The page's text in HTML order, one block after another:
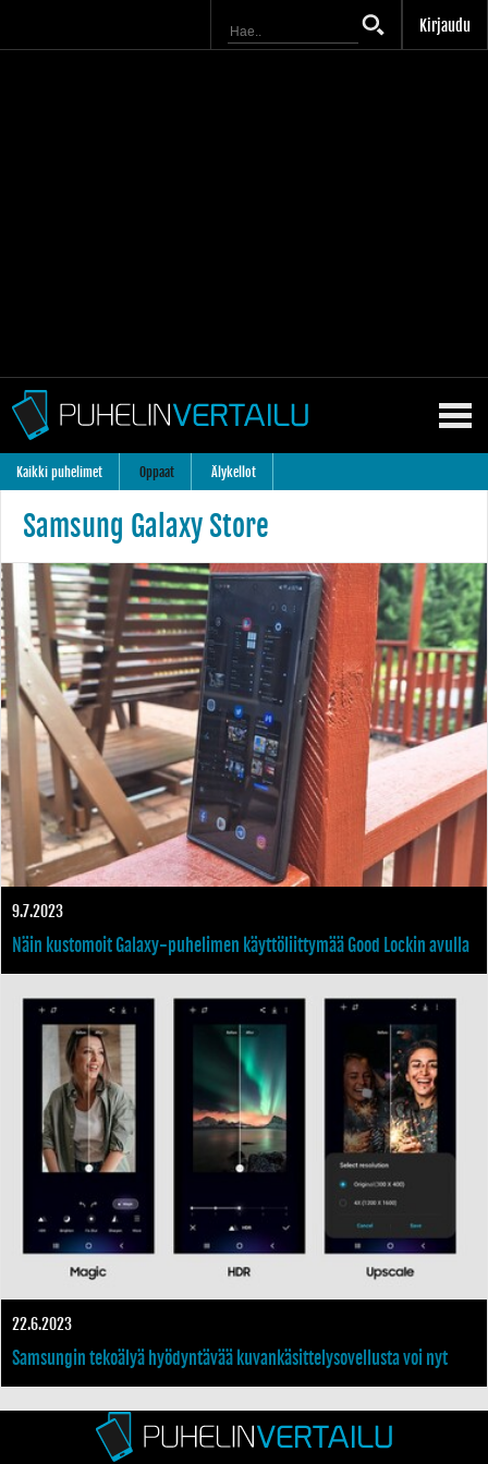
Kirjaudu
Kaikki puhelimet Oppaat Älykellot
Samsung Galaxy Store
9.7.2023
Näin kustomoit Galaxy-puhelimen käyttöliittymää Good Lockin avulla
22.6.2023
Samsungin tekoälyä hyödyntävää kuvankäsittelysovellusta voi nyt
käyttää Samsungin huippupuhelimilla